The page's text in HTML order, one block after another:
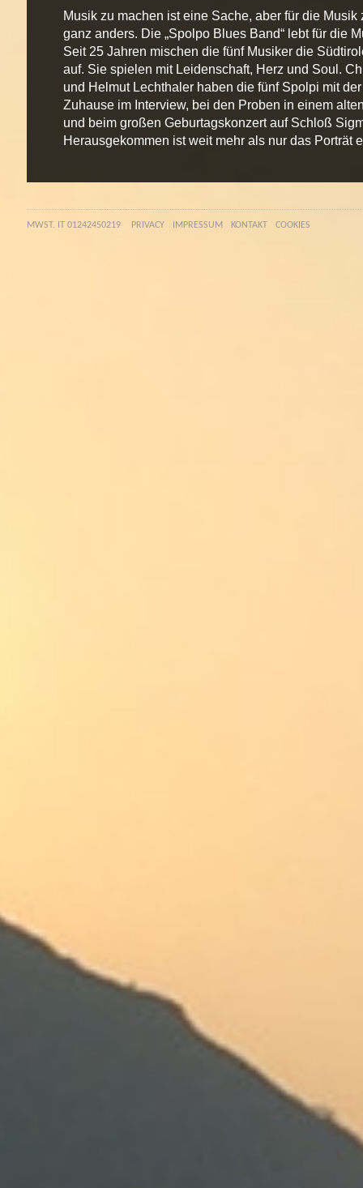
Musik zu machen ist eine Sache, aber für die Musik
ganz anders. Die „Spolpo Blues Band“ lebt für die
Seit 25 Jahren mischen die fünf Musiker die
auf. Sie spielen mit Leidenschaft, Herz und Soul.
und Helmut Lechthaler haben die fünf Spolpi mit
Zuhause im Interview, bei den Proben in einem
und beim großen Geburtagskonzert auf Schloß
Herausgekommen ist weit mehr als nur das Porträt
MWST. IT 01242450219 PRIVACY IMPRESSUM KONTAKT COOKIES